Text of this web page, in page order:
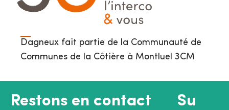
Dagneux fait partie de la Communauté de
Communes de la Côtière à Montluel 3CM
Restons en contact
Su